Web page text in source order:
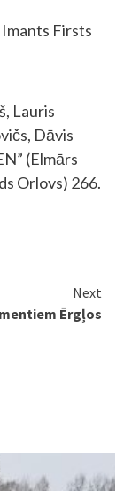
Imants Firsts
Lauris
Dāvis
(Elmārs
Orlovs) 266.
Next
Ērgļos